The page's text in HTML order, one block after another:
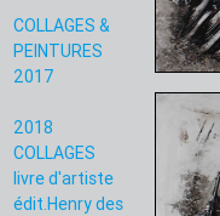
COLLAGES &
PEINTURES
2017
2018
COLLAGES
livre d'artiste
édit.Henry des